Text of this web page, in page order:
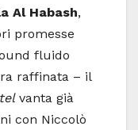
Al Habash,
promesse
fluido
raffinata – il
vanta già
con Niccolò